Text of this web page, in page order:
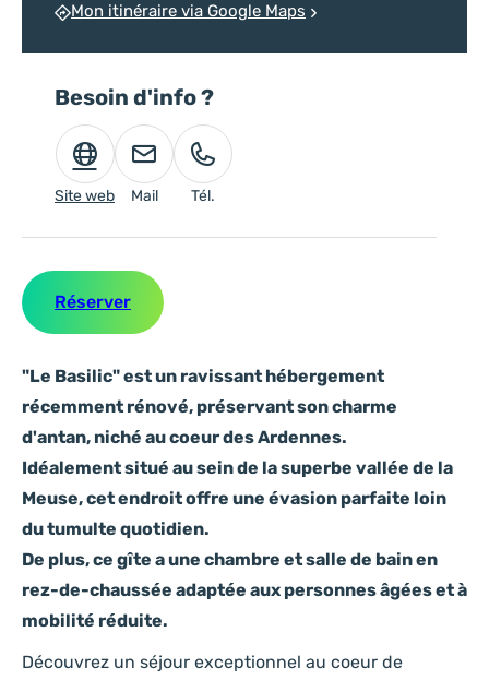
"Le Basilic" est un ravissant hébergement
récemment rénové, préservant son charme
d'antan, niché au coeur des Ardennes.
Idéalement situé au sein de la superbe vallée de la
Meuse, cet endroit offre une évasion parfaite loin
du tumulte quotidien.
De plus, ce gîte a une chambre et salle de bain en
rez-de-chaussée adaptée aux personnes âgées et à
mobilité réduite.
Découvrez un séjour exceptionnel au coeur de
Mon itinéraire via Google Maps
Besoin d'info ?
Site web Mail Tél.
Réserver